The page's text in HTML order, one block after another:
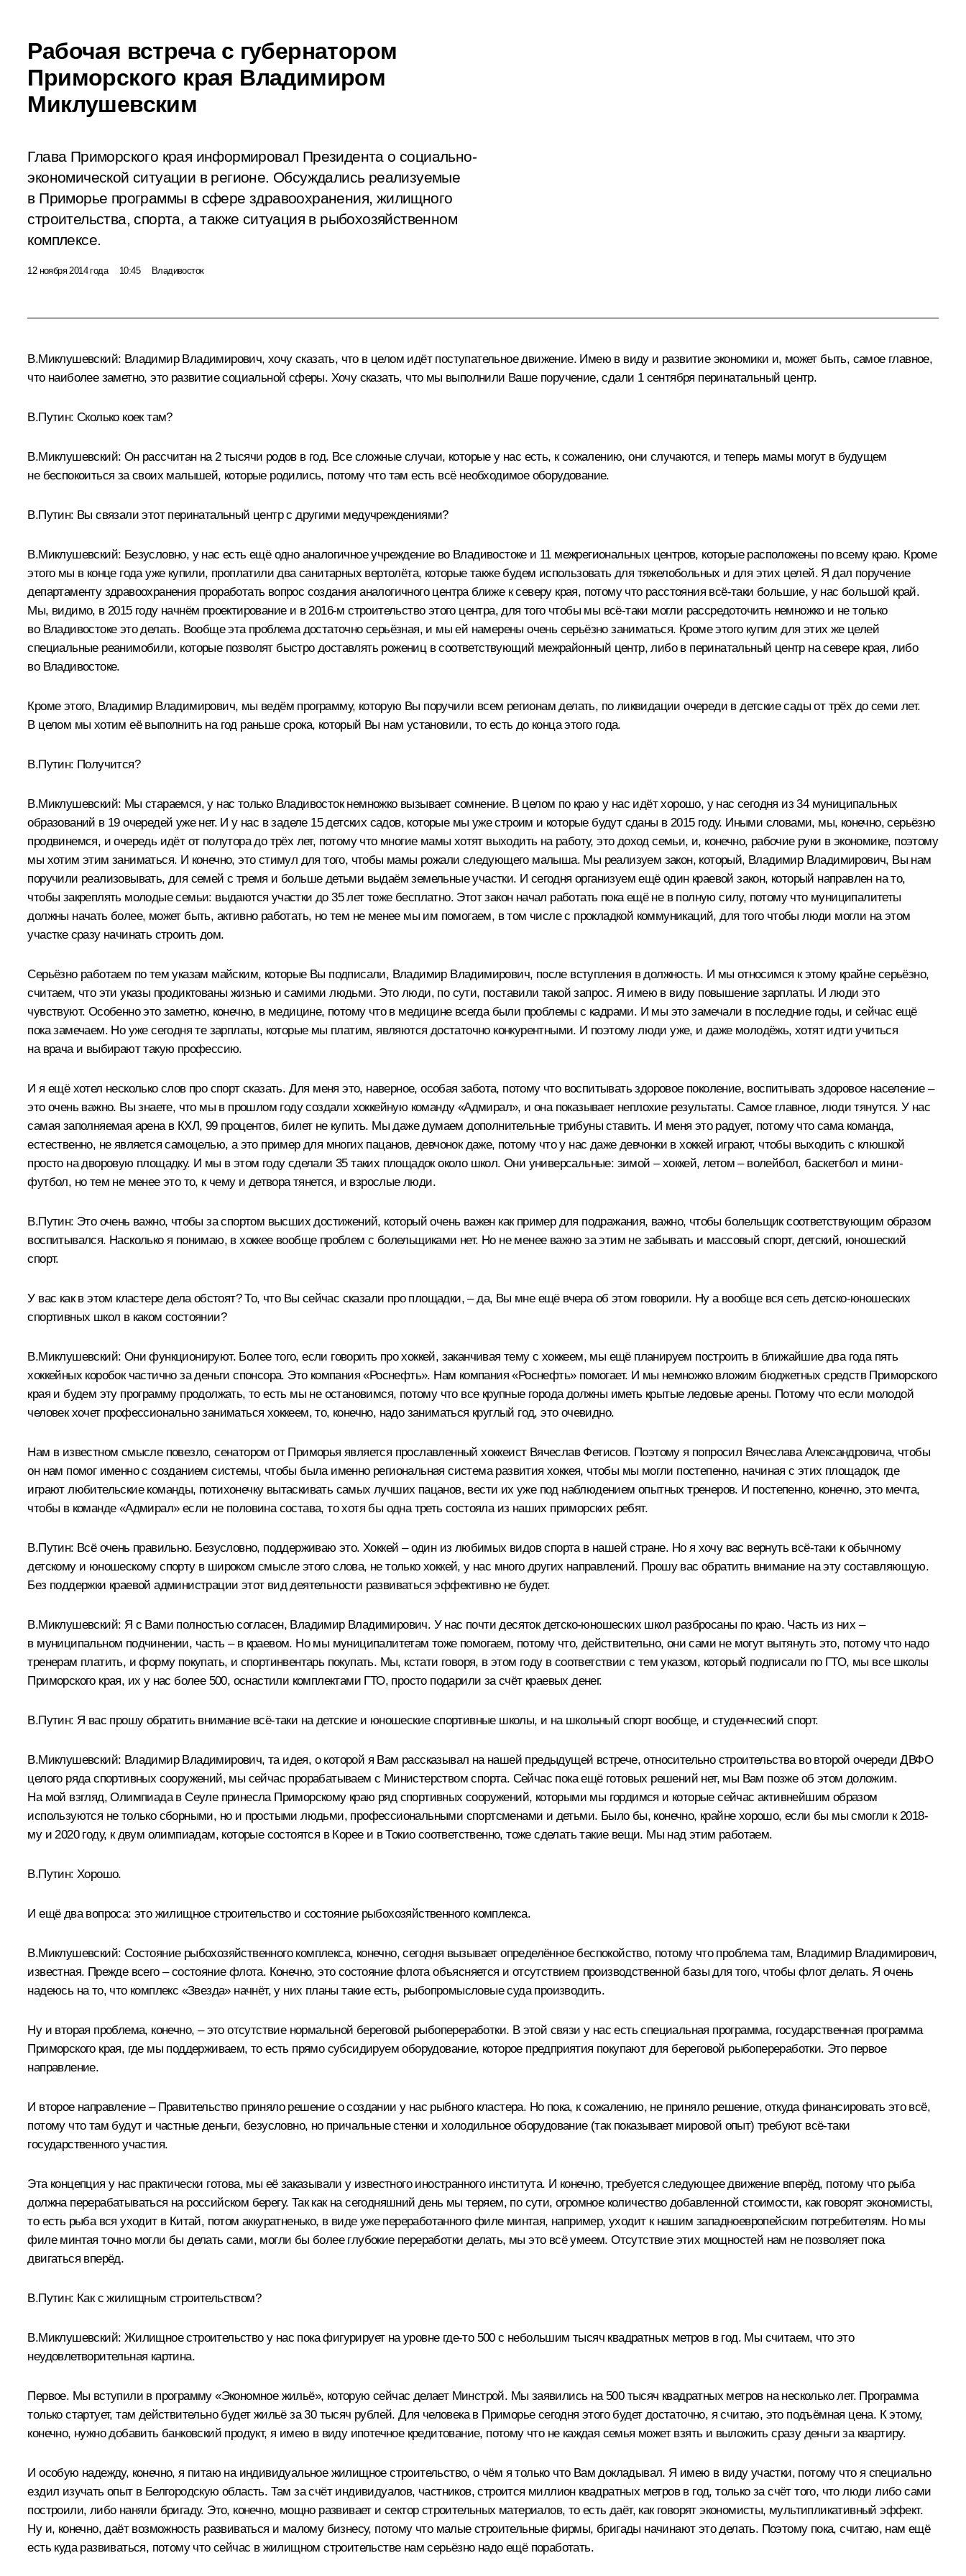
Рабочая встреча с губернатором
Приморского края Владимиром
Миклушевским
Глава Приморского края информировал Президента о социально-
экономической ситуации в регионе. Обсуждались реализуемые
в Приморье программы в сфере здравоохранения, жилищного
строительства, спорта, а также ситуация в рыбохозяйственном
комплексе.
12 ноября 2014 года 10:45 Владивосток
В.Миклушевский: Владимир Владимирович, хочу сказать, что в целом идёт поступательное движение. Имею в виду и развитие экономики и, может быть, самое главное,
что наиболее заметно, это развитие социальной сферы. Хочу сказать, что мы выполнили Ваше поручение, сдали 1 сентября перинатальный центр.
В.Путин: Сколько коек там?
В.Миклушевский: Он рассчитан на 2 тысячи родов в год. Все сложные случаи, которые у нас есть, к сожалению, они случаются, и теперь мамы могут в будущем
не беспокоиться за своих малышей, которые родились, потому что там есть всё необходимое оборудование.
В.Путин: Вы связали этот перинатальный центр с другими медучреждениями?
В.Миклушевский: Безусловно, у нас есть ещё одно аналогичное учреждение во Владивостоке и 11 межрегиональных центров, которые расположены по всему краю. Кроме
этого мы в конце года уже купили, проплатили два санитарных вертолёта, которые также будем использовать для тяжелобольных и для этих целей. Я дал поручение
департаменту здравоохранения проработать вопрос создания аналогичного центра ближе к северу края, потому что расстояния всё‑таки большие, у нас большой край.
Мы, видимо, в 2015 году начнём проектирование и в 2016-м строительство этого центра, для того чтобы мы всё‑таки могли рассредоточить немножко и не только
во Владивостоке это делать. Вообще эта проблема достаточно серьёзная, и мы ей намерены очень серьёзно заниматься. Кроме этого купим для этих же целей
специальные реанимобили, которые позволят быстро доставлять рожениц в соответствующий межрайонный центр, либо в перинатальный центр на севере края, либо
во Владивостоке.
Кроме этого, Владимир Владимирович, мы ведём программу, которую Вы поручили всем регионам делать, по ликвидации очереди в детские сады от трёх до семи лет.
В целом мы хотим её выполнить на год раньше срока, который Вы нам установили, то есть до конца этого года.
В.Путин: Получится?
В.Миклушевский: Мы стараемся, у нас только Владивосток немножко вызывает сомнение. В целом по краю у нас идёт хорошо, у нас сегодня из 34 муниципальных
образований в 19 очередей уже нет. И у нас в заделе 15 детских садов, которые мы уже строим и которые будут сданы в 2015 году. Иными словами, мы, конечно, серьёзно
продвинемся, и очередь идёт от полутора до трёх лет, потому что многие мамы хотят выходить на работу, это доход семьи, и, конечно, рабочие руки в экономике, поэтому
мы хотим этим заниматься. И конечно, это стимул для того, чтобы мамы рожали следующего малыша. Мы реализуем закон, который, Владимир Владимирович, Вы нам
поручили реализовывать, для семей с тремя и больше детьми выдаём земельные участки. И сегодня организуем ещё один краевой закон, который направлен на то,
чтобы закреплять молодые семьи: выдаются участки до 35 лет тоже бесплатно. Этот закон начал работать пока ещё не в полную силу, потому что муниципалитеты
должны начать более, может быть, активно работать, но тем не менее мы им помогаем, в том числе с прокладкой коммуникаций, для того чтобы люди могли на этом
участке сразу начинать строить дом.
Серьёзно работаем по тем указам майским, которые Вы подписали, Владимир Владимирович, после вступления в должность. И мы относимся к этому крайне серьёзно,
считаем, что эти указы продиктованы жизнью и самими людьми. Это люди, по сути, поставили такой запрос. Я имею в виду повышение зарплаты. И люди это
чувствуют. Особенно это заметно, конечно, в медицине, потому что в медицине всегда были проблемы с кадрами. И мы это замечали в последние годы, и сейчас ещё
пока замечаем. Но уже сегодня те зарплаты, которые мы платим, являются достаточно конкурентными. И поэтому люди уже, и даже молодёжь, хотят идти учиться
на врача и выбирают такую профессию.
И я ещё хотел несколько слов про спорт сказать. Для меня это, наверное, особая забота, потому что воспитывать здоровое поколение, воспитывать здоровое население –
это очень важно. Вы знаете, что мы в прошлом году создали хоккейную команду «Адмирал», и она показывает неплохие результаты. Самое главное, люди тянутся. У нас
самая заполняемая арена в КХЛ, 99 процентов, билет не купить. Мы даже думаем дополнительные трибуны ставить. И меня это радует, потому что сама команда,
естественно, не является самоцелью, а это пример для многих пацанов, девчонок даже, потому что у нас даже девчонки в хоккей играют, чтобы выходить с клюшкой
просто на дворовую площадку. И мы в этом году сделали 35 таких площадок около школ. Они универсальные: зимой – хоккей, летом – волейбол, баскетбол и мини-
футбол, но тем не менее это то, к чему и детвора тянется, и взрослые люди.
В.Путин: Это очень важно, чтобы за спортом высших достижений, который очень важен как пример для подражания, важно, чтобы болельщик соответствующим образом
воспитывался. Насколько я понимаю, в хоккее вообще проблем с болельщиками нет. Но не менее важно за этим не забывать и массовый спорт, детский, юношеский
спорт.
У вас как в этом кластере дела обстоят? То, что Вы сейчас сказали про площадки, – да, Вы мне ещё вчера об этом говорили. Ну а вообще вся сеть детско-юношеских
спортивных школ в каком состоянии?
В.Миклушевский: Они функционируют. Более того, если говорить про хоккей, заканчивая тему с хоккеем, мы ещё планируем построить в ближайшие два года пять
хоккейных коробок частично за деньги спонсора. Это компания «Роснефть». Нам компания «Роснефть» помогает. И мы немножко вложим бюджетных средств Приморского
края и будем эту программу продолжать, то есть мы не остановимся, потому что все крупные города должны иметь крытые ледовые арены. Потому что если молодой
человек хочет профессионально заниматься хоккеем, то, конечно, надо заниматься круглый год, это очевидно.
Нам в известном смысле повезло, сенатором от Приморья является прославленный хоккеист Вячеслав Фетисов. Поэтому я попросил Вячеслава Александровича, чтобы
он нам помог именно с созданием системы, чтобы была именно региональная система развития хоккея, чтобы мы могли постепенно, начиная с этих площадок, где
играют любительские команды, потихонечку вытаскивать самых лучших пацанов, вести их уже под наблюдением опытных тренеров. И постепенно, конечно, это мечта,
чтобы в команде «Адмирал» если не половина состава, то хотя бы одна треть состояла из наших приморских ребят.
В.Путин: Всё очень правильно. Безусловно, поддерживаю это. Хоккей – один из любимых видов спорта в нашей стране. Но я хочу вас вернуть всё‑таки к обычному
детскому и юношескому спорту в широком смысле этого слова, не только хоккей, у нас много других направлений. Прошу вас обратить внимание на эту составляющую.
Без поддержки краевой администрации этот вид деятельности развиваться эффективно не будет.
В.Миклушевский: Я с Вами полностью согласен, Владимир Владимирович. У нас почти десяток детско-юношеских школ разбросаны по краю. Часть из них –
в муниципальном подчинении, часть – в краевом. Но мы муниципалитетам тоже помогаем, потому что, действительно, они сами не могут вытянуть это, потому что надо
тренерам платить, и форму покупать, и спортинвентарь покупать. Мы, кстати говоря, в этом году в соответствии с тем указом, который подписали по ГТО, мы все школы
Приморского края, их у нас более 500, оснастили комплектами ГТО, просто подарили за счёт краевых денег.
В.Путин: Я вас прошу обратить внимание всё‑таки на детские и юношеские спортивные школы, и на школьный спорт вообще, и студенческий спорт.
В.Миклушевский: Владимир Владимирович, та идея, о которой я Вам рассказывал на нашей предыдущей встрече, относительно строительства во второй очереди ДВФО
целого ряда спортивных сооружений, мы сейчас прорабатываем с Министерством спорта. Сейчас пока ещё готовых решений нет, мы Вам позже об этом доложим.
На мой взгляд, Олимпиада в Сеуле принесла Приморскому краю ряд спортивных сооружений, которыми мы гордимся и которые сейчас активнейшим образом
используются не только сборными, но и простыми людьми, профессиональными спортсменами и детьми. Было бы, конечно, крайне хорошо, если бы мы смогли к 2018-
му и 2020 году, к двум олимпиадам, которые состоятся в Корее и в Токио соответственно, тоже сделать такие вещи. Мы над этим работаем.
В.Путин: Хорошо.
И ещё два вопроса: это жилищное строительство и состояние рыбохозяйственного комплекса.
В.Миклушевский: Состояние рыбохозяйственного комплекса, конечно, сегодня вызывает определённое беспокойство, потому что проблема там, Владимир Владимирович,
известная. Прежде всего – состояние флота. Конечно, это состояние флота объясняется и отсутствием производственной базы для того, чтобы флот делать. Я очень
надеюсь на то, что комплекс «Звезда» начнёт, у них планы такие есть, рыбопромысловые суда производить.
Ну и вторая проблема, конечно, – это отсутствие нормальной береговой рыбопереработки. В этой связи у нас есть специальная программа, государственная программа
Приморского края, где мы поддерживаем, то есть прямо субсидируем оборудование, которое предприятия покупают для береговой рыбопереработки. Это первое
направление.
И второе направление – Правительство приняло решение о создании у нас рыбного кластера. Но пока, к сожалению, не приняло решение, откуда финансировать это всё,
потому что там будут и частные деньги, безусловно, но причальные стенки и холодильное оборудование (так показывает мировой опыт) требуют всё‑таки
государственного участия.
Эта концепция у нас практически готова, мы её заказывали у известного иностранного института. И конечно, требуется следующее движение вперёд, потому что рыба
должна перерабатываться на российском берегу. Так как на сегодняшний день мы теряем, по сути, огромное количество добавленной стоимости, как говорят экономисты,
то есть рыба вся уходит в Китай, потом аккуратненько, в виде уже переработанного филе минтая, например, уходит к нашим западноевропейским потребителям. Но мы
филе минтая точно могли бы делать сами, могли бы более глубокие переработки делать, мы это всё умеем. Отсутствие этих мощностей нам не позволяет пока
двигаться вперёд.
В.Путин: Как с жилищным строительством?
В.Миклушевский: Жилищное строительство у нас пока фигурирует на уровне где‑то 500 с небольшим тысяч квадратных метров в год. Мы считаем, что это
неудовлетворительная картина.
Первое. Мы вступили в программу «Экономное жильё», которую сейчас делает Минстрой. Мы заявились на 500 тысяч квадратных метров на несколько лет. Программа
только стартует, там действительно будет жильё за 30 тысяч рублей. Для человека в Приморье сегодня этого будет достаточно, я считаю, это подъёмная цена. К этому,
конечно, нужно добавить банковский продукт, я имею в виду ипотечное кредитование, потому что не каждая семья может взять и выложить сразу деньги за квартиру.
И особую надежду, конечно, я питаю на индивидуальное жилищное строительство, о чём я только что Вам докладывал. Я имею в виду участки, потому что я специально
ездил изучать опыт в Белгородскую область. Там за счёт индивидуалов, частников, строится миллион квадратных метров в год, только за счёт того, что люди либо сами
построили, либо наняли бригаду. Это, конечно, мощно развивает и сектор строительных материалов, то есть даёт, как говорят экономисты, мультипликативный эффект.
Ну и, конечно, даёт возможность развиваться и малому бизнесу, потому что малые строительные фирмы, бригады начинают это делать. Поэтому пока, считаю, нам ещё
есть куда развиваться, потому что сейчас в жилищном строительстве нам серьёзно надо ещё поработать.